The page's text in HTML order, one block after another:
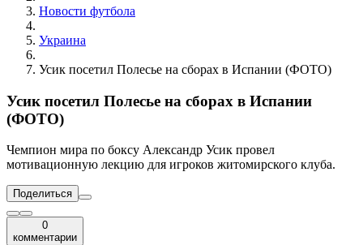
Новости футбола
Украина
Усик посетил Полесье на сборах в Испании (ФОТО)
Усик посетил Полесье на сборах в Испании
(ФОТО)
Чемпион мира по боксу Александр Усик провел
мотивационную лекцию для игроков житомирского клуба.
Поделиться
0
комментарии